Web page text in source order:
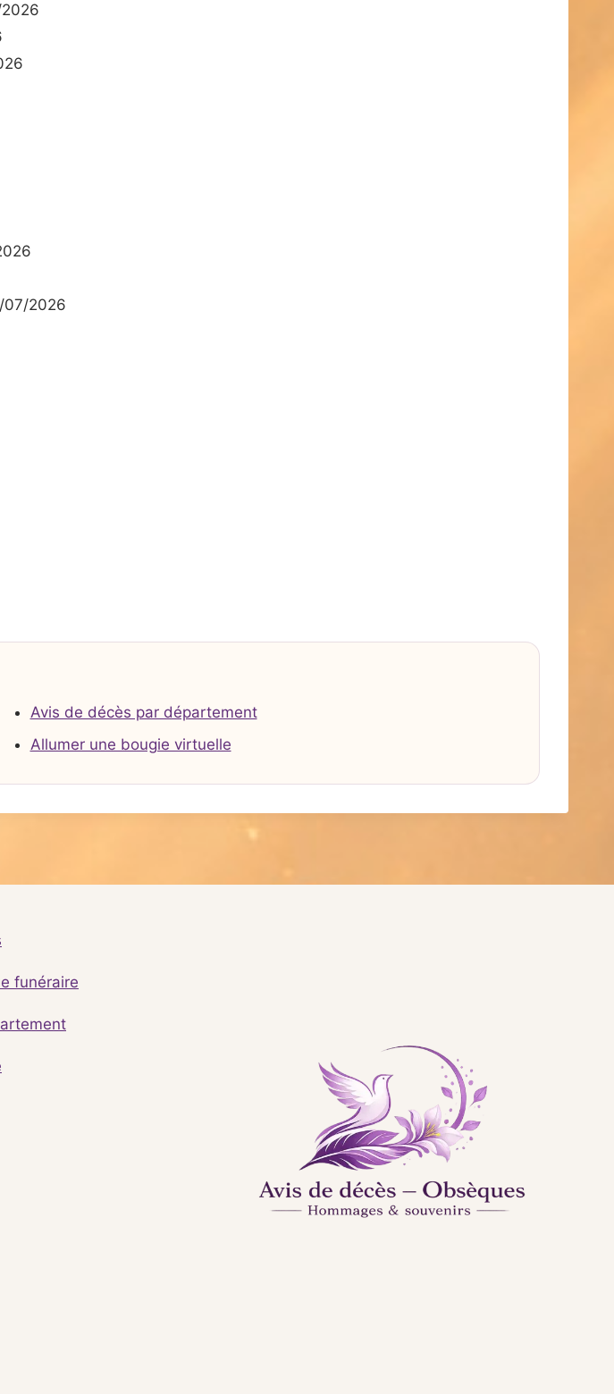
2026
Avis de décès par département
Allumer une bougie virtuelle
funéraire